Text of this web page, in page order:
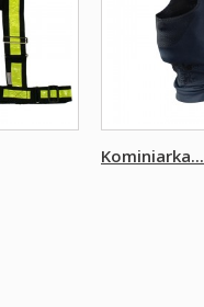
Kominiarka...